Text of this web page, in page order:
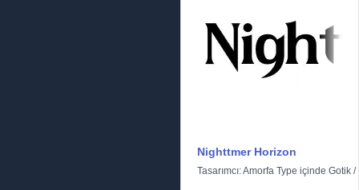
Nighttmer Horizon
Tasarımcı:Amorfa Type içinde Gotik /